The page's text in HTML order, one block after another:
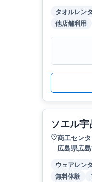
タオルレン
他店舗利用
ソエル宇
商工セン
広島県広
ウェアレン
無料体験